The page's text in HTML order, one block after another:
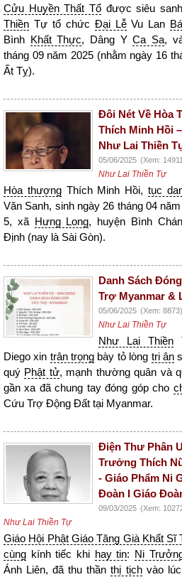
Cửu Huyền Thất Tổ được siêu
Thiền Tự tổ chức Đại LễVu Lan
Bình Khất Thực, Dâng YCa Sa,
tháng 09 năm 2025 (nhằm ngày 16
Ất Tỵ).
Đôi Nét Về Hòa
Thích Minh Hồi
Như Lai Thiền
05/06/2025 (Xem:
Như Lai Thiền Tự
Hòa thượngThích Minh Hồi, tục
Văn Sanh, sinh ngày 26 tháng 04
5, xã Hưng Long, huyện Bình
Định (nay là Sài Gòn).
Danh Sách
Trợ Myanmar &
05/06/2025 (Xem: 8873)
Như Lai Thiền Tự
Như Lai Thiền
Diego xin trân trọng bày tỏ lòng tri ân
quý Phật tử, mạnh thường quân và
gần xa đã chung tay đóng góp cho
Cứu Trợ Động Đất tại Myanmar.
Điện Thư Phân
Trưởng Thích
- Giáo Phẩm Ni
Đoàn I Giáo
09/03/2025 (Xem:
Như Lai Thiền Tự
Giáo Hội Phật Giáo Tăng Già Khất Sĩ
cùng kính tiếc khi hay tin: Ni
Ánh Liên, đã thu thầnthị tịchvào